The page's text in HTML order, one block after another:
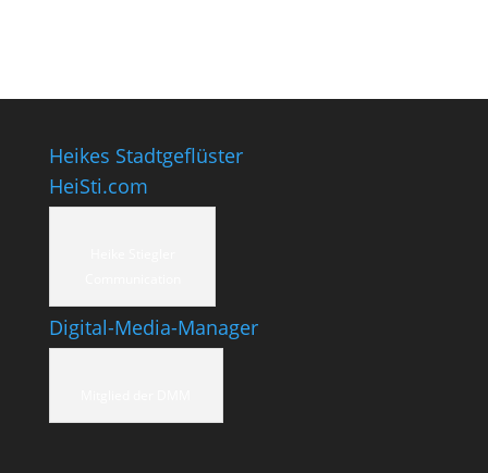
Heikes Stadtgeflüster
HeiSti.com
Digital-Media-Manager